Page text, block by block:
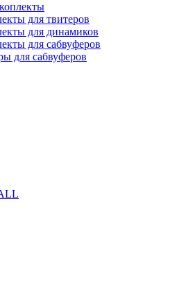
для твитеров
для динамиков
для сабвуферов
для сабвуферов